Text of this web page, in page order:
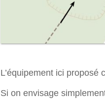
L’équipement ici
Si on envisage